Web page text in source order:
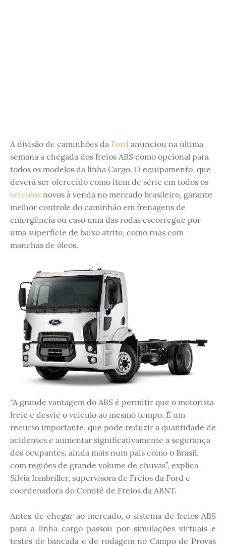
A divisão de caminhões da Ford anunciou na última
semana a chegada dos freios ABS como opcional para
todos os modelos da linha Cargo. O equipamento, que
deverá ser oferecido como item de série em todos os
veículos novos à venda no mercado brasileiro, garante
melhor controle do caminhão em frenagens de
emergência ou caso uma das rodas escorregue por
uma superfície de baixo atrito, como ruas com
manchas de óleos.
“A grande vantagem do ABS é permitir que o motorista
freie e desvie o veículo ao mesmo tempo. É um
recurso importante, que pode reduzir a quantidade de
acidentes e aumentar significativamente a segurança
dos ocupantes, ainda mais num país como o Brasil,
com regiões de grande volume de chuvas”, explica
Silvia Iombriller, supervisora de Freios da Ford e
coordenadora do Comitê de Freios da ABNT.
Antes de chegar ao mercado, o sistema de freios ABS
para a linha cargo passou por simulações virtuais e
testes de bancada e de rodagem no Campo de Provas